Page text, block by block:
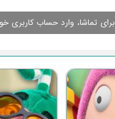
برای تماشا، وارد حساب کاربری